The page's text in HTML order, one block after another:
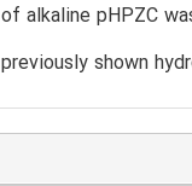
of alkaline pHPZC
previously shown